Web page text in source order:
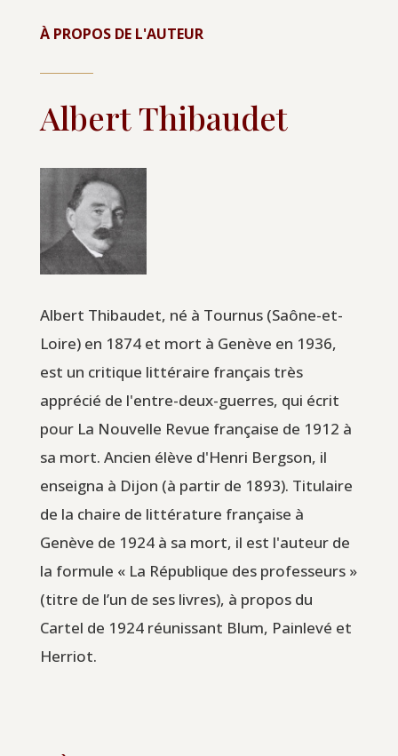
À PROPOS DE L'AUTEUR
Albert Thibaudet
Albert Thibaudet, né à Tournus (Saône-et-
Loire) en 1874 et mort à Genève en 1936,
est un critique littéraire français très
apprécié de l'entre-deux-guerres, qui écrit
pour La Nouvelle Revue française de 1912 à
sa mort. Ancien élève d'Henri Bergson, il
enseigna à Dijon (à partir de 1893). Titulaire
de la chaire de littérature française à
Genève de 1924 à sa mort, il est l'auteur de
la formule « La République des professeurs »
(titre de l’un de ses livres), à propos du
Cartel de 1924 réunissant Blum, Painlevé et
Herriot.